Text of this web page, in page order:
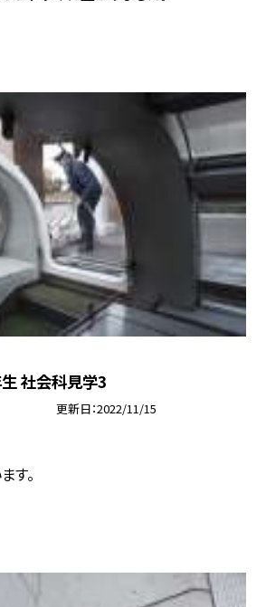
生 社会科見学3
更新日 2022/11/15
す。